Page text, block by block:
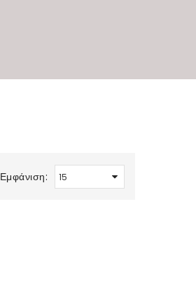
Εμφάνιση: